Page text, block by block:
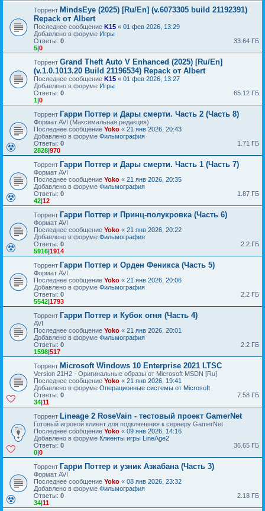
Торрент MindsEye (2025) [Ru/En] (v.6073305 build 21192391)
Repack от Albert
Последнее сообщение K15 « 01 фев 2026, 13:29
Добавлено в форуме Игры
Ответы: 0
5|0
33.64 ГБ
Торрент Grand Theft Auto V Enhanced (2025) [Ru/En]
(v.1.0.1013.20 Build 21196534) Repack от Albert
Последнее сообщение K15 « 01 фев 2026, 13:27
Добавлено в форуме Игры
Ответы: 0
1|0
65.12 ГБ
Торрент Гарри Поттер и Дары смерти. Часть 2 (Часть 8)
Формат AVI (Максимальная редакция)
Последнее сообщение Yoko « 21 янв 2026, 20:43
Добавлено в форуме Фильмография
Ответы: 0
2828|970
1.71 ГБ
Торрент Гарри Поттер и Дары смерти. Часть 1 (Часть 7)
Формат AVI
Последнее сообщение Yoko « 21 янв 2026, 20:35
Добавлено в форуме Фильмография
Ответы: 0
42|12
1.87 ГБ
Торрент Гарри Поттер и Принц-полукровка (Часть 6)
Формат AVI
Последнее сообщение Yoko « 21 янв 2026, 20:22
Добавлено в форуме Фильмография
Ответы: 0
5916|1914
2.2 ГБ
Торрент Гарри Поттер и Орден Феникса (Часть 5)
Формат AVI
Последнее сообщение Yoko « 21 янв 2026, 20:06
Добавлено в форуме Фильмография
Ответы: 0
5542|1793
2.2 ГБ
Торрент Гарри Поттер и Кубок огня (Часть 4)
AVI
Последнее сообщение Yoko « 21 янв 2026, 20:01
Добавлено в форуме Фильмография
Ответы: 0
1598|517
2.2 ГБ
Торрент Microsoft Windows 10 Enterprise 2021 LTSC
Version 21H2 - Оригинальные образы от Microsoft MSDN [Ru]
Последнее сообщение Yoko « 21 янв 2026, 19:41
Добавлено в форуме Операционные системы от Microsoft
Ответы: 0
34|11
7.58 ГБ
Торрент Lineage 2 RoseVain - тестовый проект GamerNet
Готовый игровой клиент для подключения к серверу GamerNet
Последнее сообщение Yoko « 09 янв 2026, 14:16
Добавлено в форуме Клиенты игры LineAge2
Ответы: 0
0|0
36.65 ГБ
Торрент Гарри Поттер и узник Азкабана (Часть 3)
Формат AVI
Последнее сообщение Yoko « 08 янв 2026, 23:32
Добавлено в форуме Фильмография
Ответы: 0
34|11
2.18 ГБ